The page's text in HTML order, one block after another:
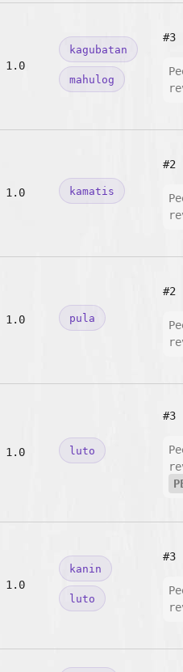
1.0
kagubatan
mahulog
#3
1.0 kamatis
#2
1.0 pula
#2
1.0 luto
#3
1.0
kanin
luto
#3